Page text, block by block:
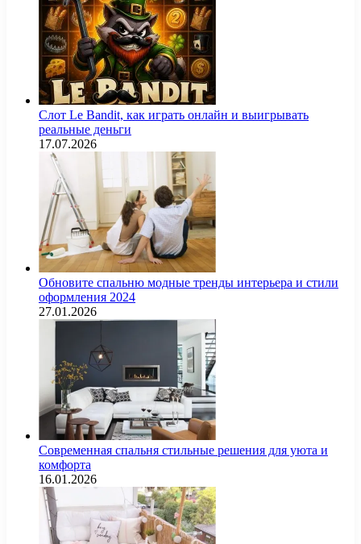
Слот Le Bandit, как играть онлайн и выигрывать
реальные деньги
17.07.2026
Обновите спальню модные тренды интерьера и стили
оформления 2024
27.01.2026
Современная спальня стильные решения для уюта и
комфорта
16.01.2026